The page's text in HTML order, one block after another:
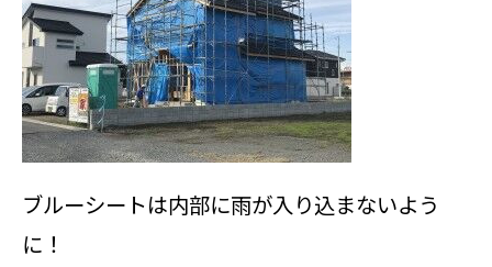
ブルーシートは内部に雨が入り込まないよう
に！